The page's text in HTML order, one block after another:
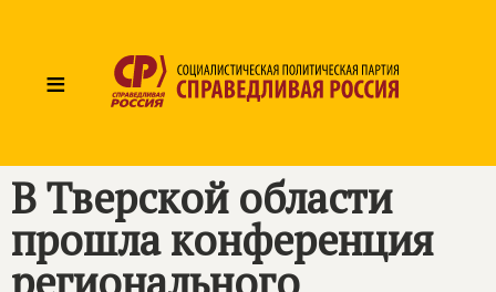
≡
В Тверской области
прошла конференция